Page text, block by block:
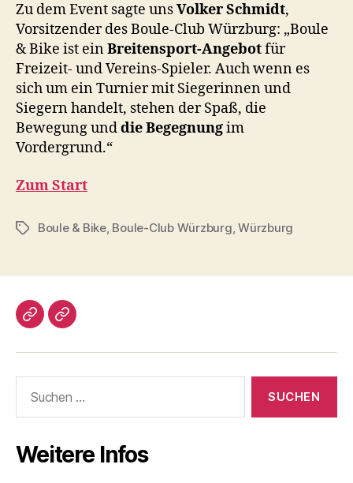
Zu dem Event sagte unsVolker Schmidt,
Vorsitzender des Boule-Club Würzburg: „Boule
& Bike ist einBreitensport-Angebotfür
Freizeit- und Vereins-Spieler. Auch wenn es
sich um ein Turnier mit Siegerinnen und
Siegern handelt, stehen der Spaß, die
Bewegung unddie Begegnungim
Vordergrund.“
Zum Start
Schlagwörter
Boule & Bike, Boule-Club Würzburg ,Würzburg
Impressum/DatSchutz
Beliebte
nach:
Weitere Infos